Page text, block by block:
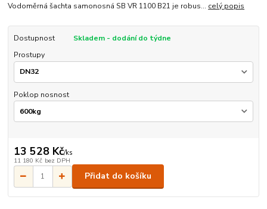
Vodoměrná šachta samonosná SB VR 1100 B21 je robus... celý popis
Dostupnost
Skladem - dodání do týdne
Prostupy
Poklop nosnost
13 528 Kč/ks
11 180 Kč bez DPH
Přidat do košíku